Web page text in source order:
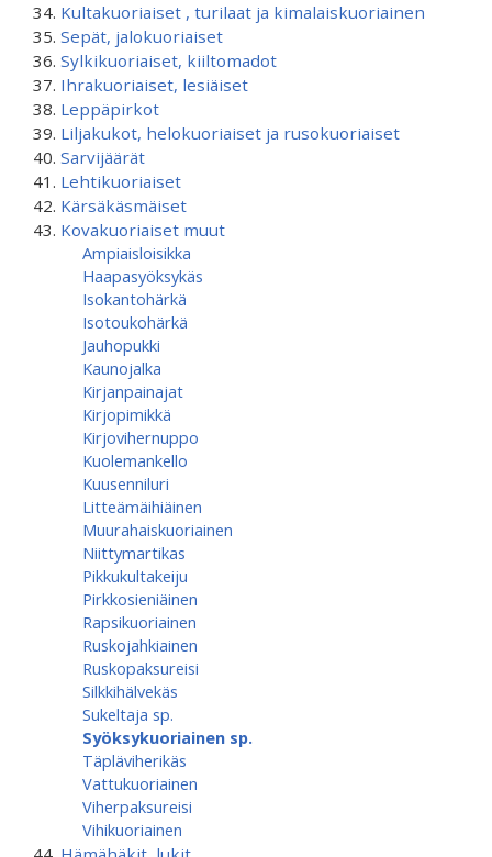
Kultakuoriaiset , turilaat ja kimalaiskuoriainen
Sepät, jalokuoriaiset
Sylkikuoriaiset, kiiltomadot
Ihrakuoriaiset, lesiäiset
Leppäpirkot
Liljakukot, helokuoriaiset ja rusokuoriaiset
Sarvijäärät
Lehtikuoriaiset
Kärsäkäsmäiset
Kovakuoriaiset muut
Ampiaisloisikka
Haapasyöksykäs
Isokantohärkä
Isotoukohärkä
Jauhopukki
Kaunojalka
Kirjanpainajat
Kirjopimikkä
Kirjovihernuppo
Kuolemankello
Kuusenniluri
Litteämäihiäinen
Muurahaiskuoriainen
Niittymartikas
Pikkukultakeiju
Pirkkosieniäinen
Rapsikuoriainen
Ruskojahkiainen
Ruskopaksureisi
Silkkihälvekäs
Sukeltaja sp.
Syöksykuoriainen sp.
Täpläviherikäs
Vattukuoriainen
Viherpaksureisi
Vihikuoriainen